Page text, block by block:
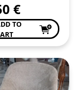
€
TO